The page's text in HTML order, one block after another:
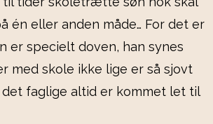
én eller anden måde… For det er
er specielt doven, han synes
med skole ikke lige er så sjovt
faglige altid er kommet let til